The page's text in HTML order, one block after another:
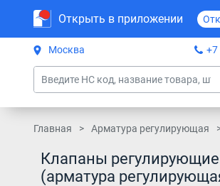
Открыть в приложении
Москва +7
Главная Арматура регулирующая
Клапаны регулирующие
(арматура